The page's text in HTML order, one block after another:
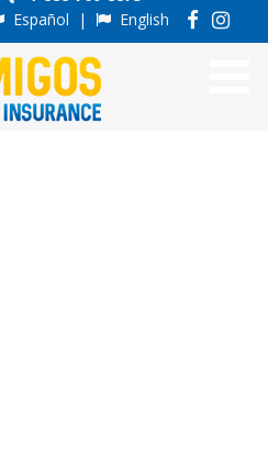
Español | English